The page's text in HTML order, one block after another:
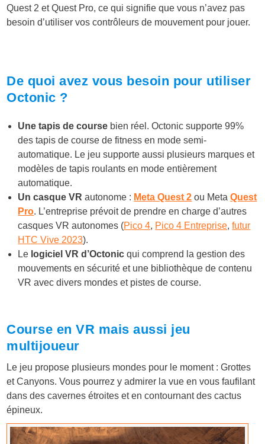
Quest 2 et Quest Pro, ce qui signifie que vous n’avez pas
besoin d’utiliser vos contrôleurs de mouvement pour jouer.
De quoi avez vous besoin pour utiliser
Octonic ?
Une tapis de course bien réel. Octonic supporte 99%
des tapis de course de fitness en mode semi-
automatique. Le jeu supporte aussi plusieurs marques et
modèles de tapis roulants en mode entièrement
automatique.
Un casque VR autonome : Meta Quest 2 ou MetaQuest
Pro. L’entreprise prévoit de prendre en charge d’autres
casques VR autonomes (Pico 4, Pico 4 Entreprise,futur
HTC Vive 2023).
Le logiciel VR d’Octonic qui comprend la gestion des
mouvements en sécurité et une bibliothèque de contenu
VR avec divers mondes et pistes de course.
Course en VR mais aussi jeu
multijoueur
Le jeu propose plusieurs mondes pour le moment : Grottes
et Canyons. Vous pourrez y admirer la vue en vous faufilant
dans des cavernes étroites et en contournant des cactus
épineux.